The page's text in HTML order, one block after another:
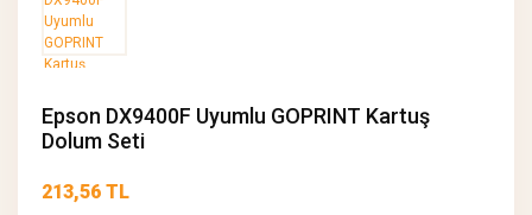
Epson DX9400F Uyumlu GOPRINT Kartuş
Dolum Seti
213,56 TL